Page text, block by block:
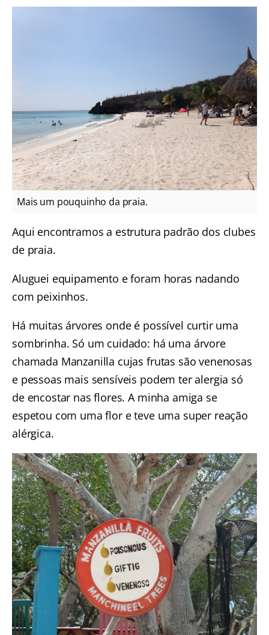
Mais um pouquinho da praia.
Aqui encontramos a estrutura padrão dos clubes
de praia.
Aluguei equipamento e foram horas nadando
com peixinhos.
Há muitas árvores onde é possível curtir uma
sombrinha. Só um cuidado: há uma árvore
chamada Manzanilla cujas frutas são venenosas
e pessoas mais sensíveis podem ter alergia só
de encostar nas flores. A minha amiga se
espetou com uma flor e teve uma super reação
alérgica.